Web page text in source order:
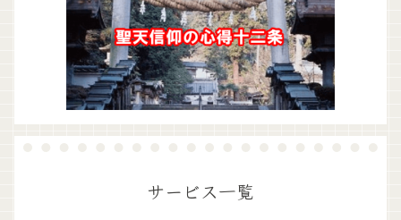
サービス一覧